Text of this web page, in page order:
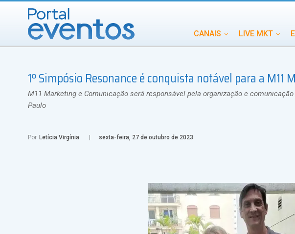
CANAIS LIVE MKT
INCENTIVOS INTERNACIONAL
1º Simpósio Resonance é conquista notável para a M11
M11 Marketing e Comunicação será responsável pela organização e
Paulo
Por Letícia Virgínia sexta-feira, 27 de outubro de 2023